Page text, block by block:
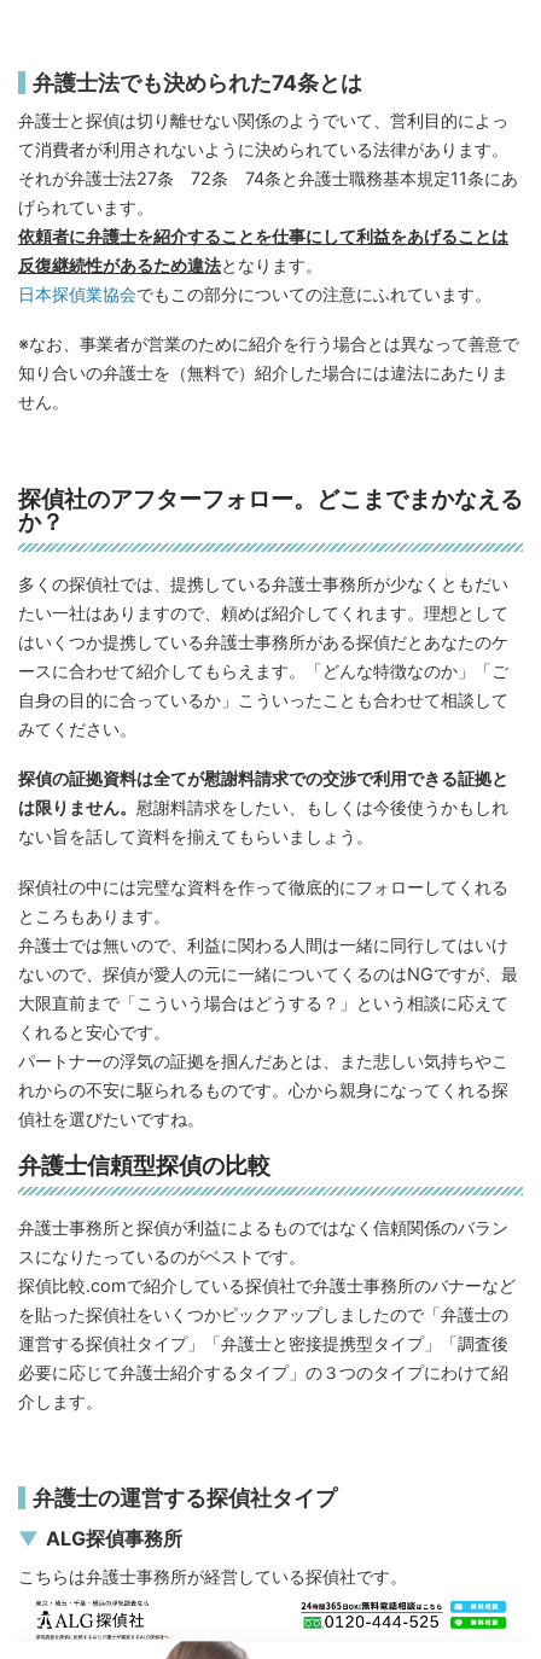
弁護士法でも決められた74条とは
弁護士と探偵は切り離せない関係のようでいて、営利目的によっ
て消費者が利用されないように決められている法律があります。
それが弁護士法27条 72条 74条と弁護士職務基本規定11条にあ
げられています。
依頼者に弁護士を紹介することを仕事にして利益をあげることは
反復継続性があるため違法となります。
日本探偵業協会でもこの部分についての注意にふれています。
※なお、事業者が営業のために紹介を行う場合とは異なって善意で
知り合いの弁護士を（無料で）紹介した場合には違法にあたりま
せん。
探偵社のアフターフォロー。どこまでまかなえる
か？
多くの探偵社では、提携している弁護士事務所が少なくともだい
たい一社はありますので、頼めば紹介してくれます。理想として
はいくつか提携している弁護士事務所がある探偵だとあなたのケ
ースに合わせて紹介してもらえます。「どんな特徴なのか」「ご
自身の目的に合っているか」こういったことも合わせて相談して
みてください。
探偵の証拠資料は全てが慰謝料請求での交渉で利用できる証拠と
は限りません。 慰謝料請求をしたい、もしくは今後使うかもしれ
ない旨を話して資料を揃えてもらいましょう。
探偵社の中には完璧な資料を作って徹底的にフォローしてくれる
ところもあります。
弁護士では無いので、利益に関わる人間は一緒に同行してはいけ
ないので、探偵が愛人の元に一緒についてくるのはNGですが、最
大限直前まで「こういう場合はどうする？」という相談に応えて
くれると安心です。
パートナーの浮気の証拠を掴んだあとは、また悲しい気持ちやこ
れからの不安に駆られるものです。心から親身になってくれる探
偵社を選びたいですね。
弁護士信頼型探偵の比較
弁護士事務所と探偵が利益によるものではなく信頼関係のバラン
スになりたっているのがベストです。
探偵比較.comで紹介している探偵社で弁護士事務所のバナーなど
を貼った探偵社をいくつかピックアップしましたので「弁護士の
運営する探偵社タイプ」「弁護士と密接提携型タイプ」「調査後
必要に応じて弁護士紹介するタイプ」の３つのタイプにわけて紹
介します。
弁護士の運営する探偵社タイプ
ALG探偵事務所
こちらは弁護士事務所が経営している探偵社です。